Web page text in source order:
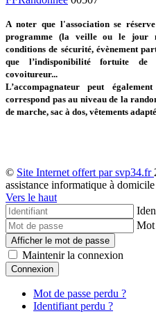
A noter que l'association se
programme (la veille ou le jour
conditions de sécurité, évènement
que l’indisponibilité fortuite de
covoitureur...
L’accompagnateur peut
correspond pas au niveau de la
de marche, sac à dos, vêtements
© Site Internet offert par svp34.fr
assistance informatique à domicile
Vers le haut
Mot
Afficher le mot de passe
Maintenir la connexion
Connexion
Mot de passe perdu ?
Identifiant perdu ?